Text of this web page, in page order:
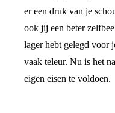
er een druk van je
ook jij een beter
lager hebt gelegd voor
vaak teleur. Nu is het
eigen eisen te voldoen.